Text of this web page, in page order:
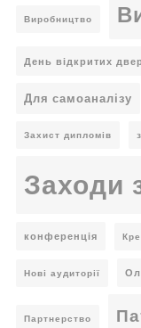
Виробництво
День відкритих
Для самоаналізу
Захист дипломів
Заходи
конференція
Нові аудиторії
Партнерство